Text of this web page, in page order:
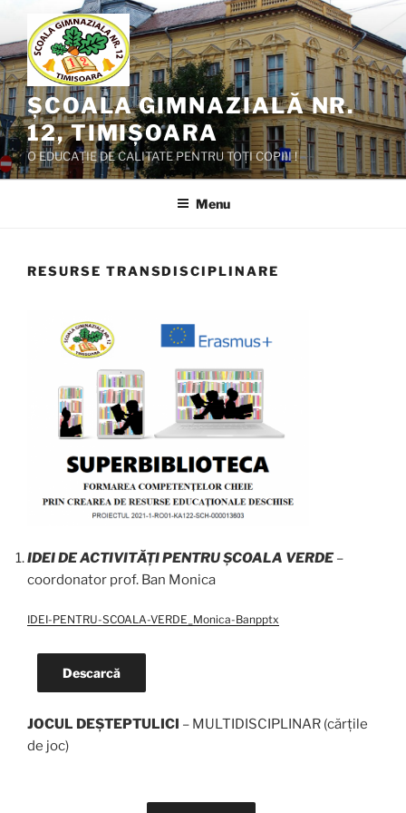
content
ȘCOALA GIMNAZIALĂ NR.
12, TIMIȘOARA
O EDUCAȚIE DE CALITATE PENTRU TOȚI COPIII !
Menu
RESURSE TRANSDISCIPLINARE
IDEI DE ACTIVITĂȚI PENTRU ȘCOALA VERDE–
coordonator prof. Ban Monica
IDEI-PENTRU-SCOALA-VERDE_Monica-Banpptx
Descarcă
JOCUL DEȘTEPTULICI – MULTIDISCIPLINAR (cărțile
de joc)